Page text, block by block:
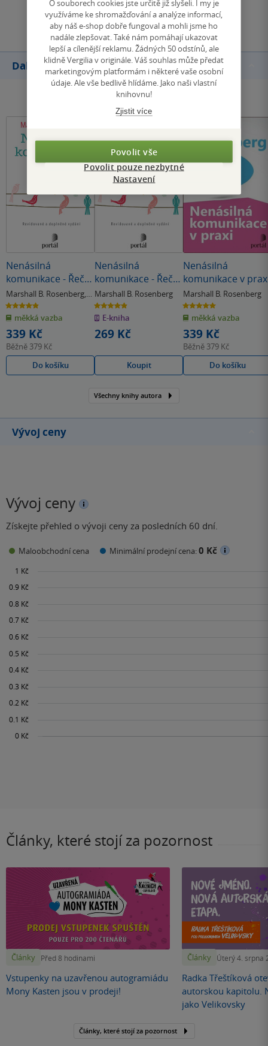
Přidat hodnocení
Další knihy autora
Nenásilná
komunikace - Řeč
života
Marshall B. Rosenberg,
Jonathan Rosenberg
4.9
z
5
hvězdiček
měkká vazba
339 Kč
Běžně 379 Kč
Do košíku
Nenásilná
komunikace - Řeč
života
Marshall B. Rosenberg
4.9
z
5
hvězdiček
E-kniha
269 Kč
Koupit
Nenásilná
komunikace v
Marshall B. Rosenberg
5.0
z
5
hvězdiček
měkká vazba
339 Kč
Běžně 379 Kč
Do košíku
Všechny knihy autora
Vývoj ceny
Vývoj ceny
Získejte přehled o vývoji ceny za posledních 60 dní.
Maloobchodní cena Minimální prodejní cena:0 Kč
Články, které stojí za pozornost
Články Před 8 hodinami
Vstupenky na uzavřenou autogramiádu
Mony Kasten jsou v prodeji!
Články Úterý 4. srpna
Radka Třeštíková
autorskou kapitolu.
jako Velikovsky
Články, které stojí za pozornost
O souborech cookies jste určitě již slyšeli. I my je
využíváme ke shromažďování a analýze informací,
aby náš e-shop dobře fungoval a mohli jsme ho
nadále zlepšovat. Také nám pomáhají ukazovat
lepší a cílenější reklamu. Žádných 50 odstínů, ale
klidně Vergilia v originále. Váš souhlas může předat
marketingovým platformám i některé vaše osobní
údaje. Ale vše bedlivě hlídáme. Jako naši vlastní
knihovnu!
Zjistit více
Povolit vše
Povolit pouze nezbytné
Nastavení